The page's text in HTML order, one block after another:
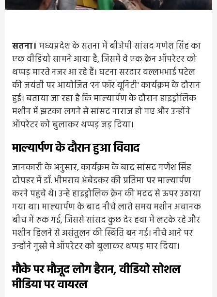
सतना। मध्यप्रदेश के सतना में बीजेपी सांसद गणेश सिंह का
एक वीडियो सामने आया है, जिसमें वे एक क्रेन ऑपरेटर को
थप्पड़ मारते नजर आ रहे हैं। घटना सरदार वल्लभभाई पटेल
की जयंती पर आयोजित ‘रन फॉर यूनिटी’ कार्यक्रम के दौरान
हुई। बताया जा रहा है कि माल्यार्पण के दौरान हाइड्रोलिक
मशीन में झटका लगने से सांसद नाराज हो गए और उन्होंने
ऑपरेटर को बुलाकर थप्पड़ जड़ दिया।
माल्यार्पण के दौरान हुआ विवाद
जानकारी के अनुसार, कार्यक्रम के बाद सांसद गणेश सिंह
दोपहर में डॉ. भीमराव अंबेडकर की प्रतिमा पर माल्यार्पण
करने पहुंचे थे। उन्हें हाइड्रोलिक क्रेन की मदद से ऊपर उठाया
गया था। माल्यार्पण के बाद नीचे लाते समय मशीन अचानक
बीच में रुक गई, जिससे सांसद कुछ देर हवा में लटके रहे और
मशीन हिलने से असंतुलन की स्थिति बन गई। नीचे आने पर
उन्होंने गुस्से में ऑपरेटर को बुलाकर थप्पड़ मार दिया।
मौके पर मौजूद लोग हैरान, वीडियो सोशल
मीडिया पर वायरल